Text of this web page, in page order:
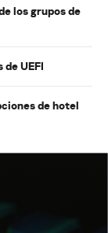
los grupos de
UEFI
de hotel